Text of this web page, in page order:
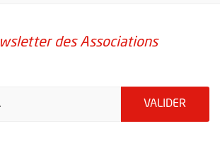
des Associations
VALIDER